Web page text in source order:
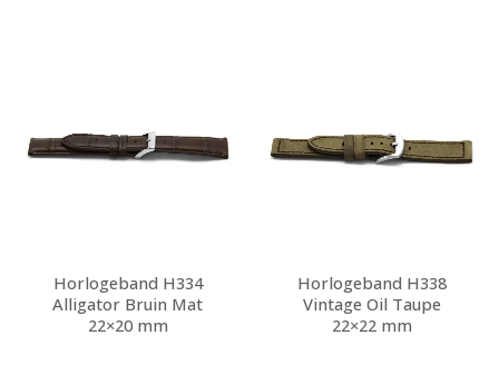
Horlogeband H334
Alligator Bruin Mat
22×20 mm
Horlogeband H338
Vintage Oil Taupe
22×22 mm